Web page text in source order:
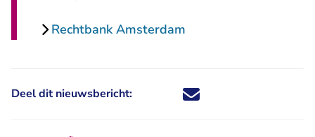
Rechtbank Amsterdam
Deel dit nieuwsbericht: Deel dit nieuwsbericht via X -
Deel dit nieuwsbericht via
Deel dit nieuwsbericht
Deel dit